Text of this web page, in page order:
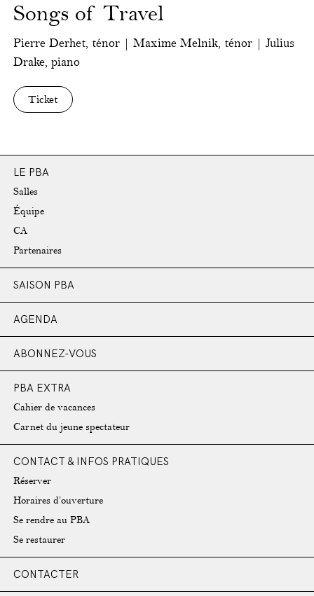
Songs of Travel
Pierre Derhet, ténor | Maxime Melnik, ténor | Julius
Drake, piano
Ticket
LE PBA
Salles
Équipe
CA
Partenaires
SAISON PBA
AGENDA
ABONNEZ-VOUS
PBA EXTRA
Cahier de vacances
Carnet du jeune spectateur
CONTACT & INFOS PRATIQUES
Réserver
Horaires d’ouverture
Se rendre au PBA
Se restaurer
CONTACTER